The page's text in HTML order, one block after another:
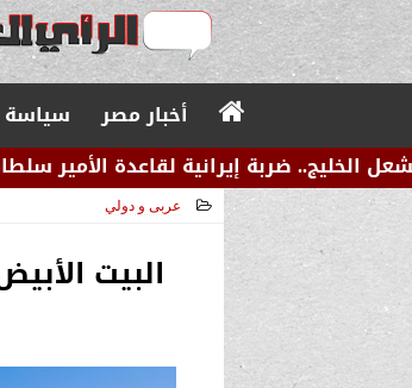
أخبار مصر سياسة
لقاعدة الأمير سلطان الجوية...
عربى و دولي
البيت